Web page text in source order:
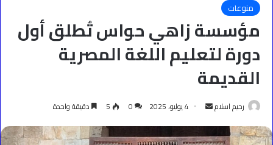
منوعات
مؤسسة زاهي حواس تُطلق أول
دورة لتعليم اللغة المصرية
القديمة
رحيم اسلام
أرسل
إلكترونيا
4 يوليو، 2025 0
5 دقيقة واحدة